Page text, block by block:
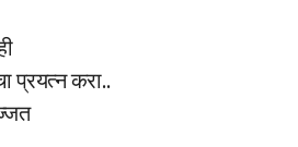
प्रयत्न करा..